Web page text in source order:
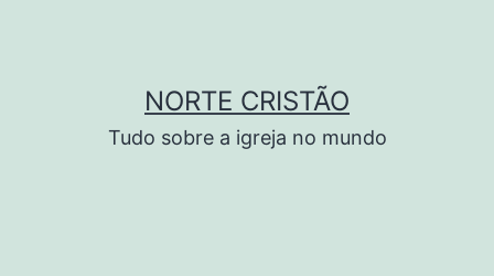
NORTE CRISTÃO
Tudo sobre a igreja no mundo